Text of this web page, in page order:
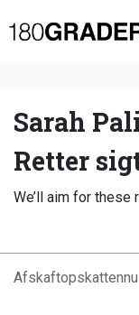
Oversigt
Debat
Video
Podcast
Sarah
Retter
We’ll aim for these
Afskaftopskattennu